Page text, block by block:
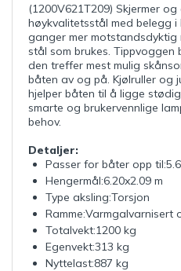
(1200V621T209) Skjermer
høykvalitetsstål med belegg i
ganger mer
stål som brukes.
den treffer mest mulig
båten av og på. Kjølruller og
hjelper båten til å ligge
smarte og brukervennlige
behov.
Detaljer:
Passer for båter opp
Hengermål:6.20x2.09 m
Type aksling:Torsjon
Ramme:Varmgalvarnisert
Totalvekt:1200 kg
Egenvekt:313 kg
Nyttelast:887 kg